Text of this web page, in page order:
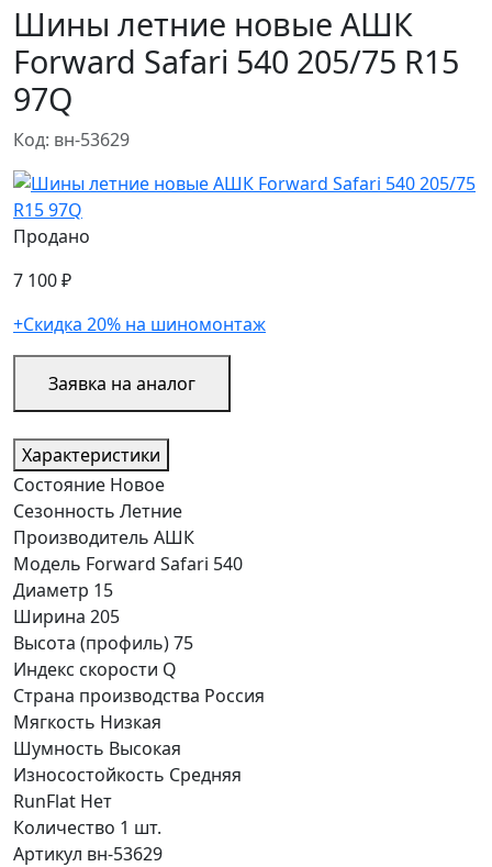
Шины летние новые АШК
Forward Safari 540 205/75 R15
97Q
Код: вн-53629
Продано
7 100 ₽
+Скидка 20% на шиномонтаж
Заявка на аналог
Характеристики
Состояние Новое
Сезонность Летние
Производитель АШК
Модель Forward Safari 540
Диаметр 15
Ширина 205
Высота (профиль)75
Индекс скорости Q
Страна производства Россия
Мягкость Низкая
Шумность Высокая
Износостойкость Средняя
RunFlat Нет
Количество 1 шт.
Артикул вн-53629